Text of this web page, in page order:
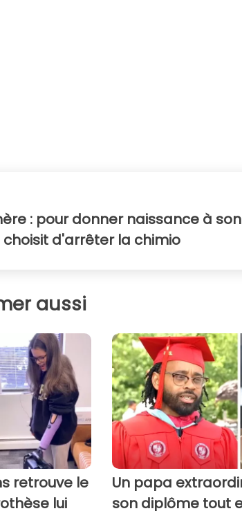
: pour donner naissance à
d'arrêter la chimio
aussi
retrouve le
lui
Un papa
son diplôme tout